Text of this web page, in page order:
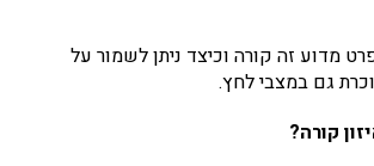
מדוע זה קורה וכיצד ניתן לשמור על
גם במצבי לחץ.
קורה?